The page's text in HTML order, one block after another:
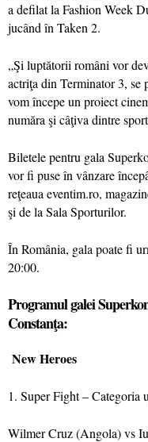
a defilat la Fashion Week
jucând în Taken 2.
„Şi luptătorii români vor
actriţa din Terminator 3, se
vom începe un proiect
număra şi câţiva dintre
Biletele pentru gala
vor fi puse în vânzare
reţeaua eventim.ro,
şi de la Sala Sporturilor.
În România, gala poate fi
20:00.
Programul galei
Constanţa:
New Heroes
1. Super Fight – Categoria
Wilmer Cruz (Angola) vs